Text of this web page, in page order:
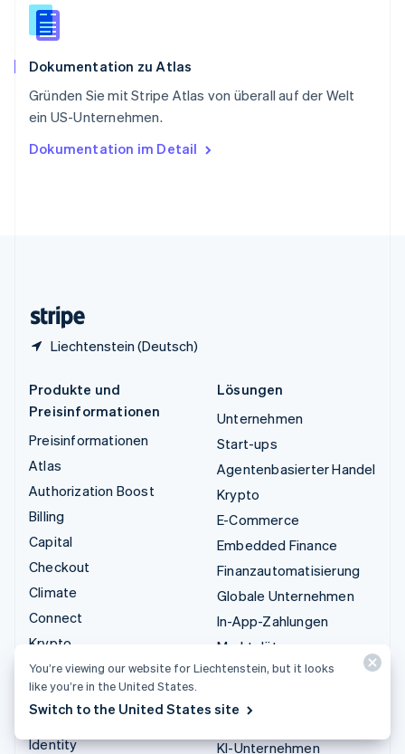
Dokumentation zu Atlas
Gründen Sie mit Stripe Atlas von überall auf der Welt
ein US-Unternehmen.
Dokumentation im Detail
Liechtenstein (Deutsch)
English
Spanien
Thailand
Tschechische Republik
English
English
Produkte und
Preisinformationen
Preisinformationen
Atlas
Authorization Boost
Billing
Capital
Checkout
Climate
Connect
Krypto
Data Pipeline
Elements
Financial Connections
Identity
Lösungen
Unternehmen
Start-ups
Agentenbasierter Handel
Krypto
E-Commerce
Embedded Finance
Finanzautomatisierung
Globale Unternehmen
In-App-Zahlungen
Marktplätze
Geldmanagement
KI-Unternehmen
You’re viewing our website for Liechtenstein, but it looks
like you’re in the United States.
Switch to the United States site